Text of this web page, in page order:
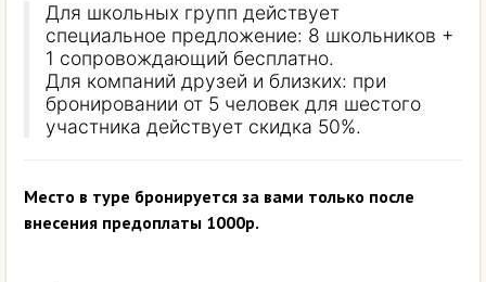
Для школьных групп действует
специальное предложение: 8 школьников +
1 сопровождающий бесплатно.
Для компаний друзей и близких: при
бронировании от 5 человек для шестого
участника действует скидка 50%.
Место в туре бронируется за вами только после
внесения предоплаты 1000р.